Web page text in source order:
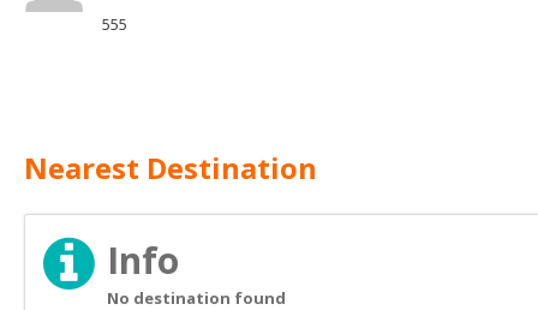
555
Nearest Destination
Info
No destination found